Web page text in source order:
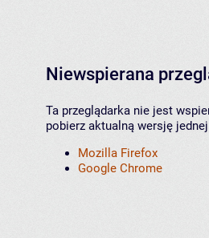
Niewspierana
Ta przeglądarka nie jest
pobierz aktualną wersję
Mozilla Firefox
Google Chrome